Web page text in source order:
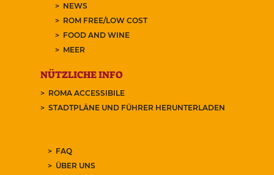
NEWS
ROM FREE/LOW COST
FOOD AND WINE
MEER
NÜTZLICHE INFO
ROMA ACCESSIBILE
STADTPLÄNE UND FÜHRER HERUNTERLADEN
FAQ
ÜBER UNS